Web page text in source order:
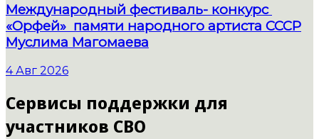
Международный фестиваль- конкурс
«Орфей» памяти народного артиста СССР
Муслима Магомаева
4 Авг 2026
Сервисы поддержки для
участников СВО